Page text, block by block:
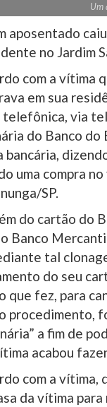
Um
aposentado
no Jardim
com a vítima
em sua
telefônica, via
do Banco do
bancária,
uma compra
SP.
do cartão do
Banco
tal
do seu
que fez, para
procedimento,
a fim de
acabou
com a vítima,
da vítima